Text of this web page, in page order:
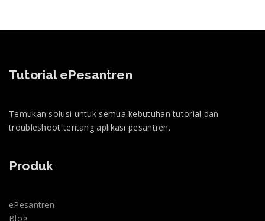
Tutorial ePesantren
Temukan solusi untuk semua kebutuhan tutorial dan
troubleshoot tentang aplikasi pesantren.
Produk
ePesantren
Blog